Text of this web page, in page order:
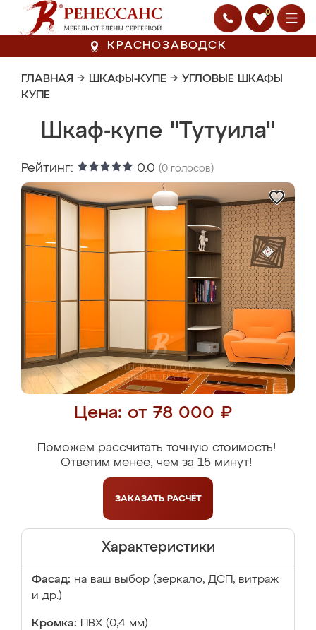
0
КРАСНОЗАВОДСК
ГЛАВНАЯ → ШКАФЫ-КУПЕ → УГЛОВЫЕ ШКАФЫ
КУПЕ
Шкаф-купе "Тутуила"
Рейтинг: 0.0 (0 голосов)
Цена: от 78 000 ₽
Поможем рассчитать точную стоимость!
Ответим менее, чем за 15 минут!
ЗАКАЗАТЬ РАСЧЁТ
Характеристики
Фасад: на ваш выбор (зеркало, ДСП, витраж
и др.)
Кромка: ПВХ (0,4 мм)